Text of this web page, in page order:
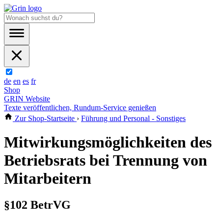
de en es fr
Shop
GRIN Website
Texte veröffentlichen, Rundum-Service genießen
Zur Shop-Startseite › Führung und Personal - Sonstiges
Mitwirkungsmöglichkeiten des
Betriebsrats bei Trennung von
Mitarbeitern
§102 BetrVG